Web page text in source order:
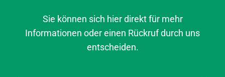
Sie können sich hier direkt für mehr
Informationen oder einen Rückruf durch uns
entscheiden.